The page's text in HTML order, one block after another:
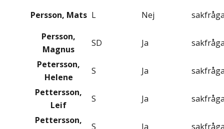
Persson, Mats L Nej
Persson,
Magnus
SD Ja
Petersson,
Helene
S Ja
Pettersson,
Leif
S Ja
Pettersson,
S Ja